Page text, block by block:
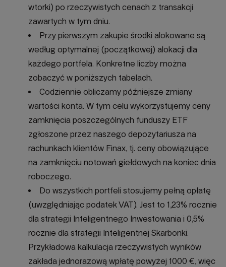
wtorki) po rzeczywistych cenach z transakcji
zawartych w tym dniu.
Przy pierwszym zakupie środki alokowane są
według optymalnej (początkowej) alokacji dla
każdego portfela. Konkretne liczby można
zobaczyć w poniższych tabelach.
Codziennie obliczamy późniejsze zmiany
wartości konta. W tym celu wykorzystujemy ceny
zamknięcia poszczególnych funduszy ETF
zgłoszone przez naszego depozytariusza na
rachunkach klientów Finax, tj. ceny obowiązujące
na zamknięciu notowań giełdowych na koniec dnia
roboczego.
Do wszystkich portfeli stosujemy pełną opłatę
(uwzględniając podatek VAT). Jest to 1,23% rocznie
dla strategii Inteligentnego Inwestowania i 0,5%
rocznie dla strategii Inteligentnej Skarbonki.
Przykładowa kalkulacja rzeczywistych wyników
zakłada jednorazową wpłatę powyżej 1000 €, więc